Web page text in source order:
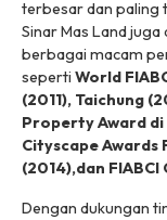
terbesar dan paling
Sinar Mas Land
berbagai macam
seperti World
(2011), Taichung
Property Award di
Cityscape Awards
(2014),dan
Dengan dukungan